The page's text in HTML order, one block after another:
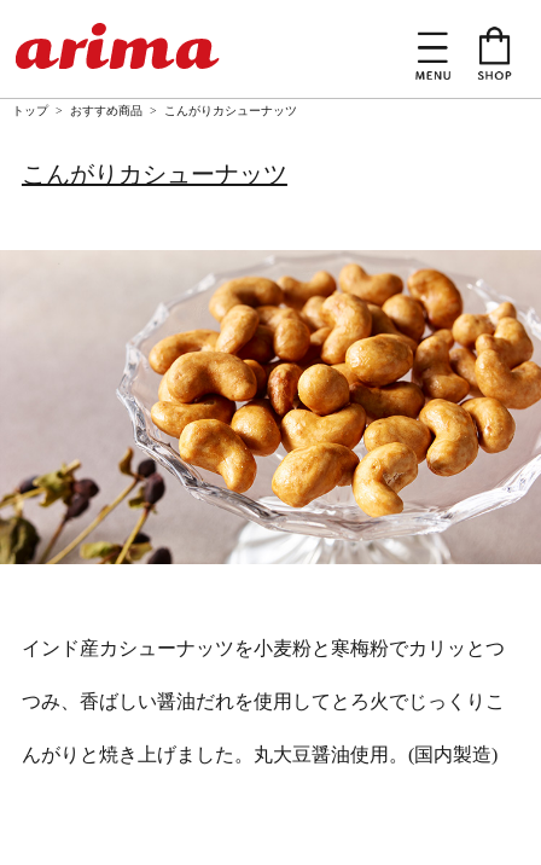
トップ> おすすめ商品 > こんがりカシューナッツ
こんがりカシューナッツ
インド産カシューナッツを小麦粉と寒梅粉でカリッとつ
つみ、香ばしい醤油だれを使用してとろ火でじっくりこ
んがりと焼き上げました。丸大豆醤油使用。(国内製造)